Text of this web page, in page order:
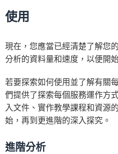
使用
現在，您應當已經清楚了解您
分析的資料量和速度，以便開
若要探索如何使用並了解有關
們提供了探索每個服務運作方
入文件、實作教學課程和資源
始，再到更進階的深入探究。
進階分析